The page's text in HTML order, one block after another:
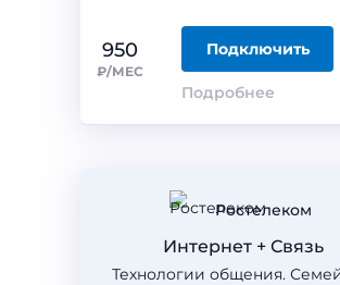
950
₽/МЕС
Подключить
Подробнее
Ростелеком
Технологии общения.
Интернет + Связь